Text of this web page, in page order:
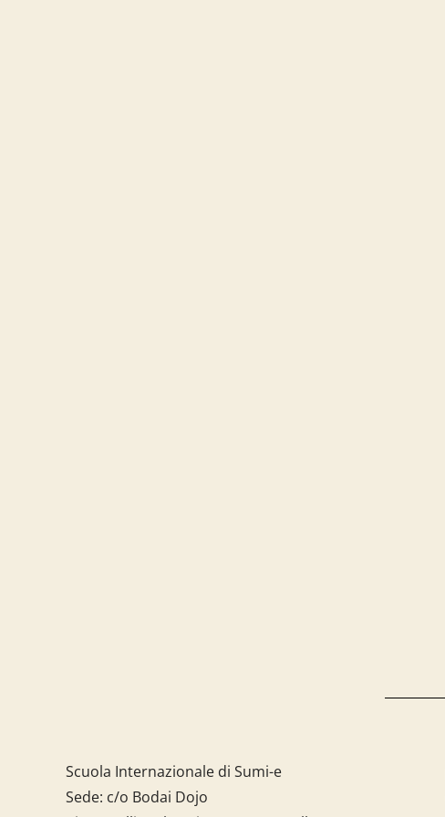
Scuola Internazionale di Sumi-e
Sede: c/o Bodai Dojo